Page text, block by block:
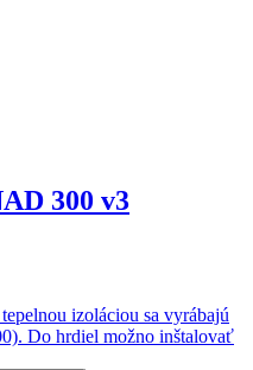
300 v3
izoláciou sa vyrábajú
Do hrdiel možno inštalovať